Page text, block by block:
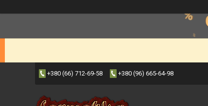
+380 (66) 712-69-58 +380 (96) 665-64-98